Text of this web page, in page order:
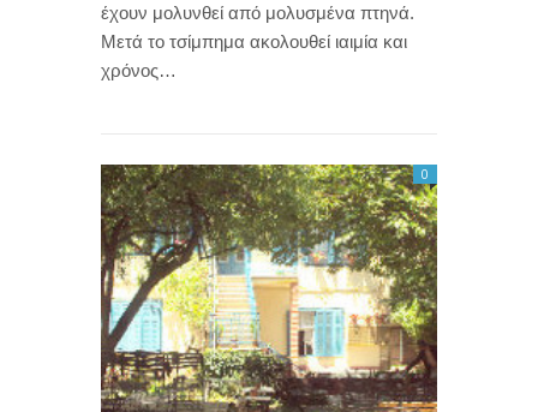
έχουν μολυνθεί από μολυσμένα πτηνά.
Μετά το τσίμπημα ακολουθεί ιαιμία και
χρόνος…
0